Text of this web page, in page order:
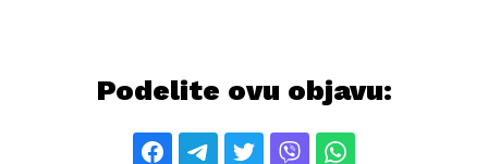
Podelite ovu objavu: